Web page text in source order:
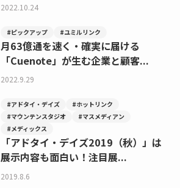
2022.10.24
#ピックアップ #ユミルリンク
月63億通を速く・確実に届ける
「Cuenote」が生む企業と顧客...
2022.9.29
#アドタイ・デイズ
#ホットリンク
#マウンテンスタジオ
#マスメディアン
#メディックス
「アドタイ・デイズ2019（秋）」は
展示内容も面白い！注目展...
2019.8.6